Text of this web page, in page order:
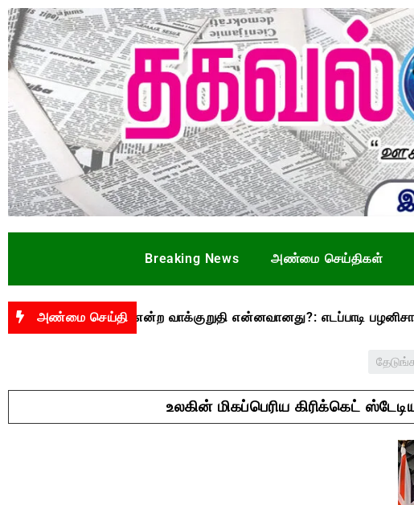
Breaking News அண்மை செய்திகள்
அண்மை செய்தி
ரூ.3,500 என்ற வாக்குறுதி என்னவானது?: எடப்பாடி பழனிசாமி கேள்வி
உலகின் மிகப்பெரிய கிரிக்கெட்